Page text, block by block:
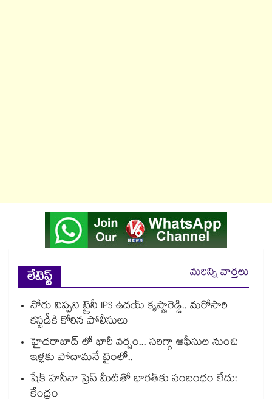
లేటెస్ట్
మరిన్ని వార్తలు
నోరు విప్పని ట్రైనీ IPS ఉదయ్ కృష్ణారెడ్డి.. మరోసారి
కస్టడీకి కోరిన పోలీసులు
హైదరాబాద్ లో భారీ వర్షం... సరిగ్గా ఆఫీసుల నుంచి
ఇళ్లకు పోదామనే టైంలో..
షేక్ హసీనా ప్రెస్ మీట్‎తో భారత్‎కు సంబంధం లేదు:
కేంద్రం